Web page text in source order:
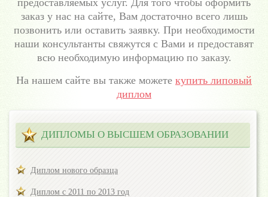
заказ у нас на сайте, Вам достаточно всего лишь
позвонить или оставить заявку. При необходимости
наши консультанты свяжутся с Вами и предоставят
всю необходимую информацию по заказу.
На нашем сайте вы также можете купить липовый
диплом
ДИПЛОМЫ О ВЫСШЕМ ОБРАЗОВАНИИ
Диплом нового образца
Диплом с 2011 по 2013 год